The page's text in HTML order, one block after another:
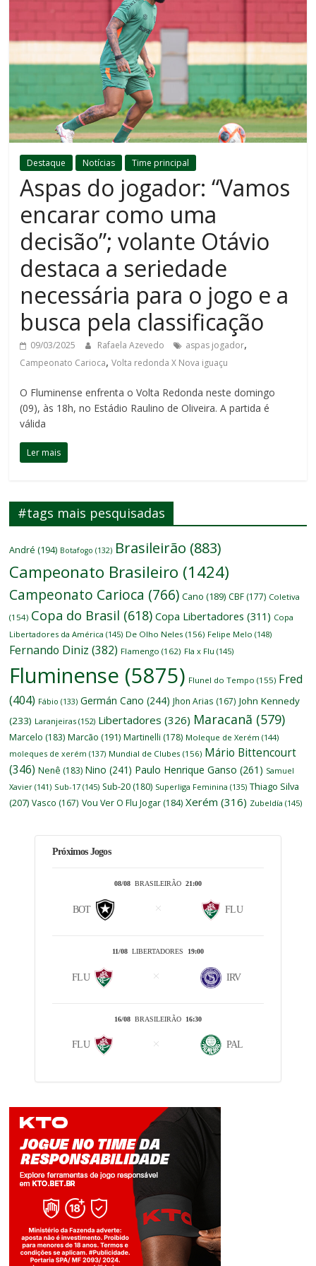
Destaque Notícias Time principal
Aspas do jogador: “Vamos
encarar como uma
decisão”; volante Otávio
destaca a seriedade
necessária para o jogo e a
busca pela classificação
09/03/2025 Rafaela Azevedo aspas jogador,
Campeonato Carioca,Volta redonda X Nova iguaçu
O Fluminense enfrenta o Volta Redonda neste domingo
(09), às 18h, no Estádio Raulino de Oliveira. A partida é
válida
Ler mais
#tags mais pesquisadas
André (194) Botafogo (132) Brasileirão (883)
Campeonato Brasileiro (1424)
Campeonato Carioca (766) Cano (189) CBF (177) Coletiva
(154) Copa do Brasil (618) Copa Libertadores (311) Copa
Libertadores da América (145) De Olho Neles (156) Felipe Melo (148)
Fernando Diniz (382) Flamengo (162) Fla x Flu (145)
Fluminense (5875) Flunel do Tempo (155) Fred
(404) Fábio (133) Germán Cano (244) Jhon Arias (167) John Kennedy
(233) Laranjeiras (152) Libertadores (326) Maracanã (579)
Marcelo (183) Marcão (191) Martinelli (178) Moleque de Xerém (144)
moleques de xerém (137) Mundial de Clubes (156) Mário Bittencourt
(346) Nenê (183) Nino (241) Paulo Henrique Ganso (261) Samuel
Xavier (141) Sub-17 (145) Sub-20 (180) Superliga Feminina (135) Thiago Silva
(207) Vasco (167) Vou Ver O Flu Jogar (184) Xerém (316) Zubeldía (145)
Próximos Jogos
08/08BRASILEIRÃO 21:00
BOT FLU
11/08LIBERTADORES 19:00
FLU IRV
16/08BRASILEIRÃO 16:30
FLU PAL